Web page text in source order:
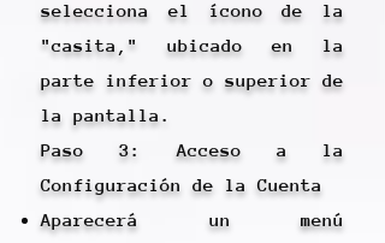
selecciona el ícono de la
"casita," ubicado en la
parte inferior o superior de
la pantalla.
Paso 3: Acceso a la
Configuración de la Cuenta
Aparecerá un menú